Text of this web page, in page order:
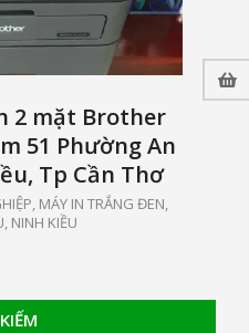
2 mặt Brother
51 Phường An
Tp Cần Thơ
, MÁY IN TRẮNG ĐEN,
, NINH KIỀU